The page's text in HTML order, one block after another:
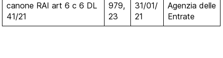
canone RAI art 6 c 6 DL
41/21
979,
23
31/01/
21
Agenzia delle
Entrate